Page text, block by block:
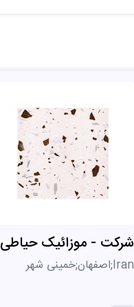
شرکت - موزائیک حیاطی
Iran;اصفهان;خمینی شهر